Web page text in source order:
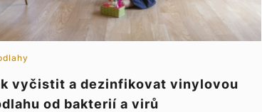
vyčistit a dezinfikovat vinylovou
od bakterií a virů